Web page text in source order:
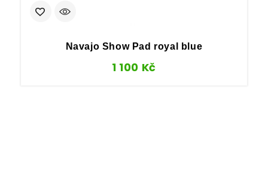
Navajo Show Pad royal blue
1 100 Kč